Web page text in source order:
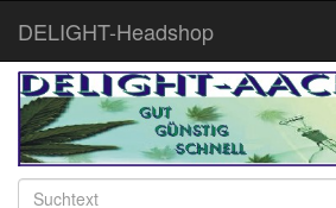
DELIGHT-Headshop